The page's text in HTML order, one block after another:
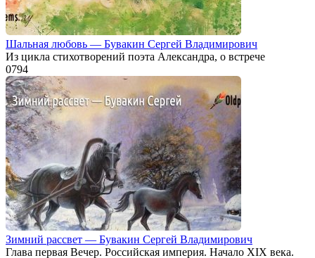
Шальная любовь — Бувакин Сергей Владимирович
Из цикла стихотворений поэта Александра, о встрече
0794
Зимний рассвет — Бувакин Сергей Владимирович
Глава первая Вечер. Российская империя. Начало XIX века.